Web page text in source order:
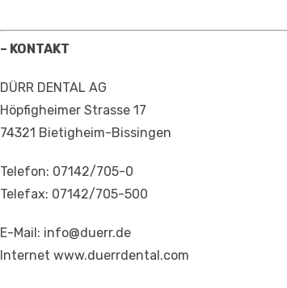
– KONTAKT
DÜRR DENTAL AG
Höpfigheimer Strasse 17
74321 Bietigheim-Bissingen
Telefon: 07142/705-0
Telefax: 07142/705-500
E-Mail: info@duerr.de
Internet www.duerrdental.com